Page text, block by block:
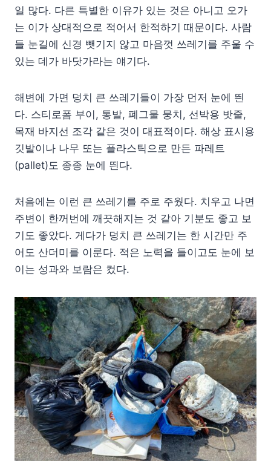
일 많다. 다른 특별한 이유가 있는 것은 아니고 오가
는 이가 상대적으로 적어서 한적하기 때문이다. 사람
들 눈길에 신경 뺏기지 않고 마음껏 쓰레기를 주울 수
있는 데가 바닷가라는 얘기다.
해변에 가면 덩치 큰 쓰레기들이 가장 먼저 눈에 띈
다. 스티로폼 부이, 통발, 폐그물 뭉치, 선박용 밧줄,
목재 바지선 조각 같은 것이 대표적이다. 해상 표시용
깃발이나 나무 또는 플라스틱으로 만든 파레트
(pallet)도 종종 눈에 띈다.
처음에는 이런 큰 쓰레기를 주로 주웠다. 치우고 나면
주변이 한꺼번에 깨끗해지는 것 같아 기분도 좋고 보
기도 좋았다. 게다가 덩치 큰 쓰레기는 한 시간만 주
어도 산더미를 이룬다. 적은 노력을 들이고도 눈에 보
이는 성과와 보람은 컸다.